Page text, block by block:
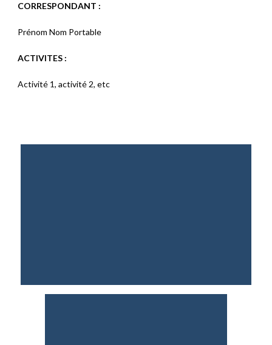
CORRESPONDANT :
Prénom Nom Portable
ACTIVITES :
Activité 1, activité 2, etc